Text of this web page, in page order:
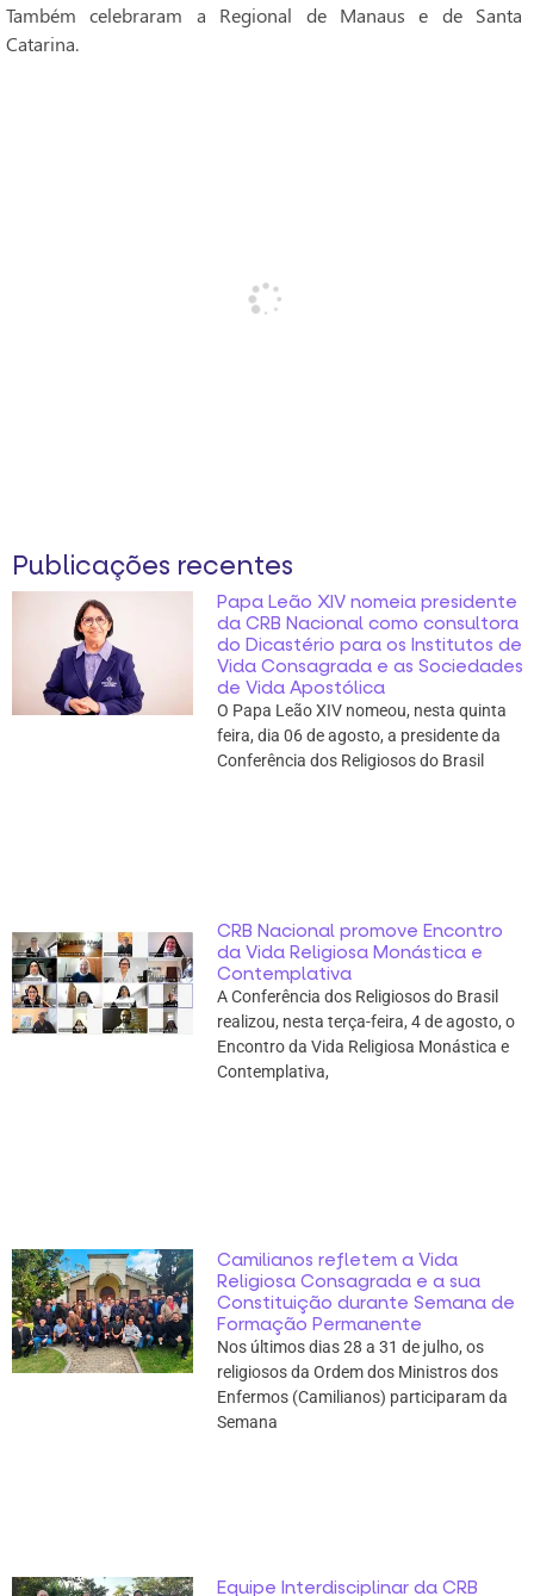
Também celebraram a Regional de Manaus e de Santa
Catarina.
Publicações recentes
Papa Leão XIV nomeia presidente
da CRB Nacional como consultora
do Dicastério para os Institutos de
Vida Consagrada e as Sociedades
de Vida Apostólica
O Papa Leão XIV nomeou, nesta quinta
feira, dia 06 de agosto, a presidente da
Conferência dos Religiosos do Brasil
CRB Nacional promove Encontro
da Vida Religiosa Monástica e
Contemplativa
A Conferência dos Religiosos do Brasil
realizou, nesta terça-feira, 4 de agosto, o
Encontro da Vida Religiosa Monástica e
Contemplativa,
Camilianos refletem a Vida
Religiosa Consagrada e a sua
Constituição durante Semana de
Formação Permanente
Nos últimos dias 28 a 31 de julho, os
religiosos da Ordem dos Ministros dos
Enfermos (Camilianos) participaram da
Semana
Equipe Interdisciplinar da CRB